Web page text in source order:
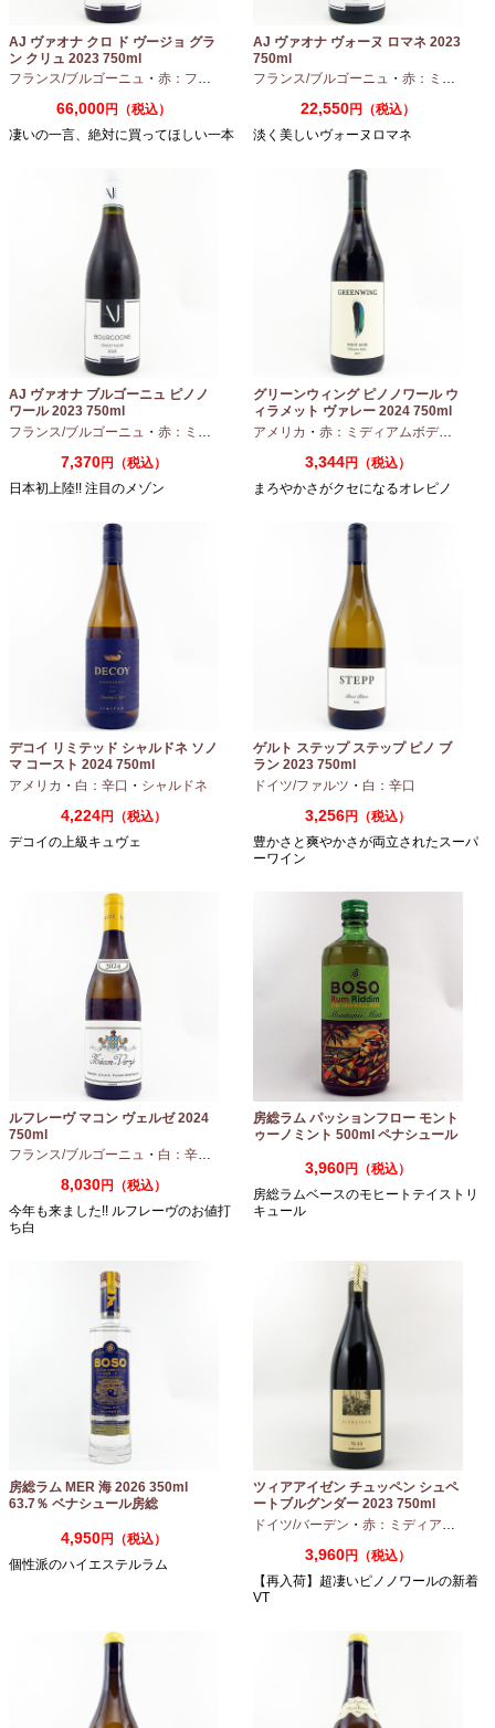
AJ ヴァオナ クロ ド ヴージョ グラ
ン クリュ 2023 750ml
フランス/ブルゴーニュ ・ 赤：フルボディ ・ピノノワール
66,000円（税込）
凄いの一言、絶対に買ってほしい一本
AJ ヴァオナ ヴォーヌ ロマネ 2023
750ml
フランス/ブルゴーニュ ・ 赤：ミディアムボディ
22,550円（税込）
淡く美しいヴォーヌロマネ
AJ ヴァオナ ブルゴーニュ ピノノ
ワール 2023 750ml
フランス/ブルゴーニュ ・ 赤：ミディアムボディ ・ ピノノワール
7,370円（税込）
日本初上陸!! 注目のメゾン
グリーンウィング ピノノワール ウ
ィラメット ヴァレー 2024 750ml
アメリカ ・ 赤：ミディアムボディ
3,344円（税込）
まろやかさがクセになるオレピノ
デコイ リミテッド シャルドネ ソノ
マ コースト 2024 750ml
アメリカ ・ 白：辛口 ・ シャルドネ
4,224円（税込）
デコイの上級キュヴェ
ゲルト ステップ ステップ ピノ ブ
ラン 2023 750ml
ドイツ/ファルツ ・ 白：辛口
3,256円（税込）
豊かさと爽やかさが両立されたスーパ
ーワイン
ルフレーヴ マコン ヴェルゼ 2024
750ml
フランス/ブルゴーニュ ・ 白：辛口
8,030円（税込）
今年も来ました!! ルフレーヴのお値打
ち白
房総ラム パッションフロー モント
ゥーノミント 500ml ペナシュール
3,960円（税込）
房総ラムベースのモヒートテイストリ
キュール
房総ラム MER 海 2026 350ml
63.7％ ベナシュール房総
4,950円（税込）
個性派のハイエステルラム
ツィアアイゼン チュッペン シュペ
ートブルグンダー 2023 750ml
ドイツ/バーデン ・ 赤：ミディアムボディ
3,960円（税込）
【再入荷】超凄いピノノワールの新着
VT